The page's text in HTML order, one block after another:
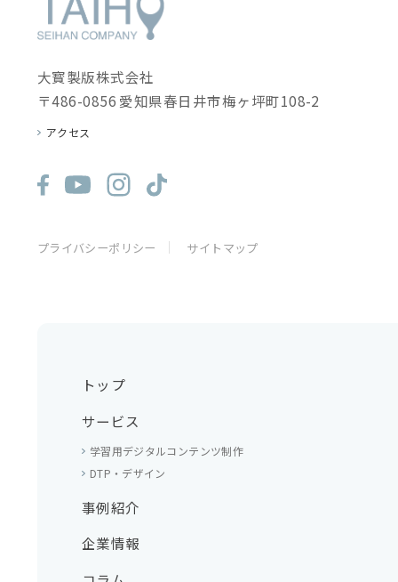
大寳製版株式会社
〒486-0856 愛知県春日井市梅ヶ坪町108-2
アクセス
プライバシーポリシー サイトマップ
トップ
サービス
学習用デジタルコンテンツ制作
DTP・デザイン
事例紹介
企業情報